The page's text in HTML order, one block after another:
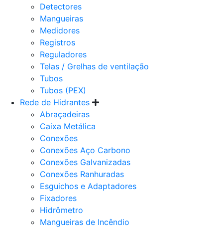
Detectores
Mangueiras
Medidores
Registros
Reguladores
Telas / Grelhas de ventilação
Tubos
Tubos (PEX)
Rede de Hidrantes
Abraçadeiras
Caixa Metálica
Conexões
Conexões Aço Carbono
Conexões Galvanizadas
Conexões Ranhuradas
Esguichos e Adaptadores
Fixadores
Hidrômetro
Mangueiras de Incêndio